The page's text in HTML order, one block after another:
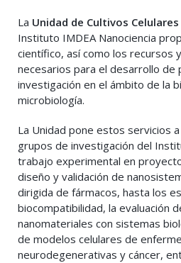
La Unidad de Cultivos
Instituto IMDEA Nanociencia
científico, así como los recursos
necesarios para el desarrollo de
investigación en el ámbito de la
microbiología.
La Unidad pone estos servicios
grupos de investigación del
trabajo experimental en
diseño y validación de
dirigida de fármacos, hasta los
biocompatibilidad, la evaluación
nanomateriales con sistemas
de modelos celulares de
neurodegenerativas y cáncer,